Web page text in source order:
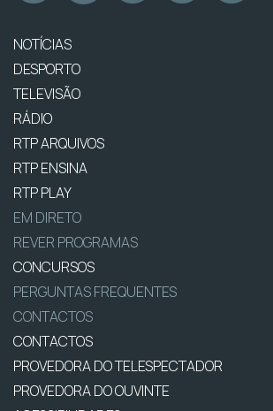
NOTÍCIAS
DESPORTO
TELEVISÃO
RÁDIO
RTP ARQUIVOS
RTP ENSINA
RTP PLAY
EM DIRETO
REVER PROGRAMAS
CONCURSOS
PERGUNTAS FREQUENTES
CONTACTOS
CONTACTOS
PROVEDORA DO TELESPECTADOR
PROVEDORA DO OUVINTE